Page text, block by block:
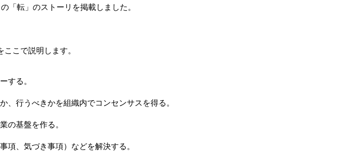
「転」のストーリを掲載しました。
こで説明します。
する。
行うべきかを組織内でコンセンサスを得る。
の基盤を作る。
項、気づき事項）などを解決する。